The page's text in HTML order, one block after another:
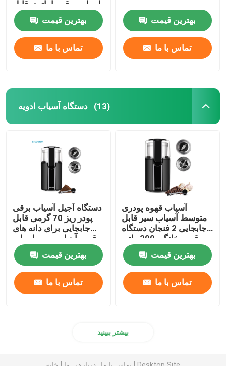
آسیاب برقی با باتری قابل
جابجایی
بهترین قیمت
تماس با ما
بهترین قیمت
تماس با ما
دستگاه آسیاب ادویه (13)
دستگاه آجیل آسیاب برقی
پودر ریز 70 گرمی قابل
جابجایی برای دانه های
قهوه آجیل سیر ساسیلی
سیر
بهترین قیمت
تماس با ما
آسیاب قهوه پودری
متوسط ​​آسیاب سیر قابل
جابجایی 2 فنجان دستگاه
قهوه خانگی 200 واتی
بهترین قیمت
تماس با ما
بیشتر ببینید